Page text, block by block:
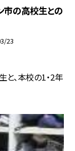
市の高校生との
23
、本校の1・2年